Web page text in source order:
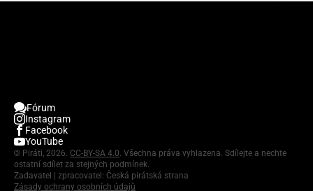
Fórum
Instagram
Facebook
YouTube
© Piráti, 2026. CC-BY-SA 4.0. Všechna práva vyhlazena. Sdílejte a nechte
ostatní sdílet za stejných podmínek.
Zadavatel | zpracovatel: Česká pirátská strana
Zásady ochrany osobních údajů